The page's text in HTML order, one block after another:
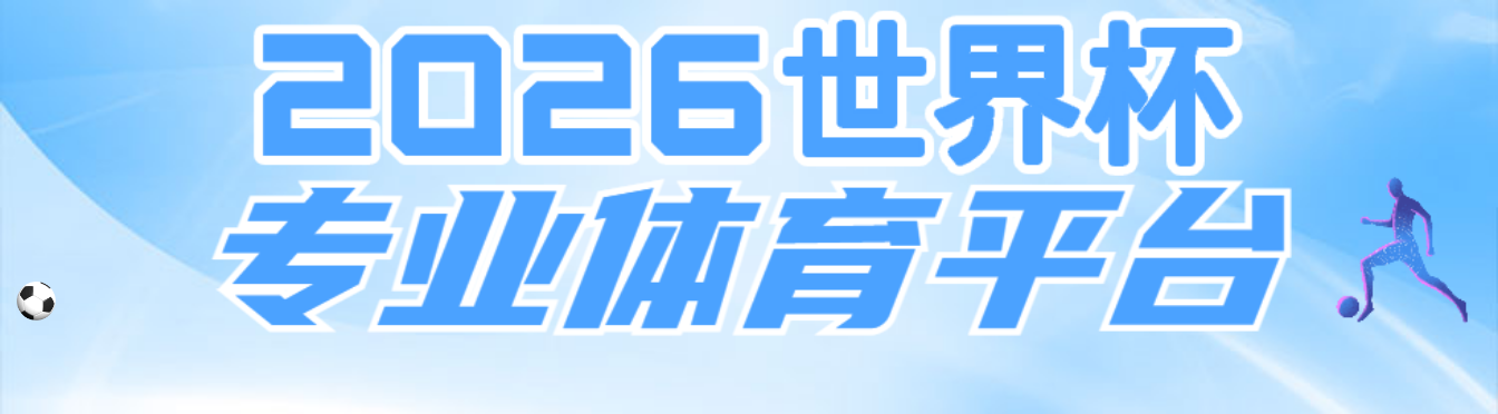
产品与解决方案 科研创新 上市公司 新闻资讯 关于BG大游 招贤纳士